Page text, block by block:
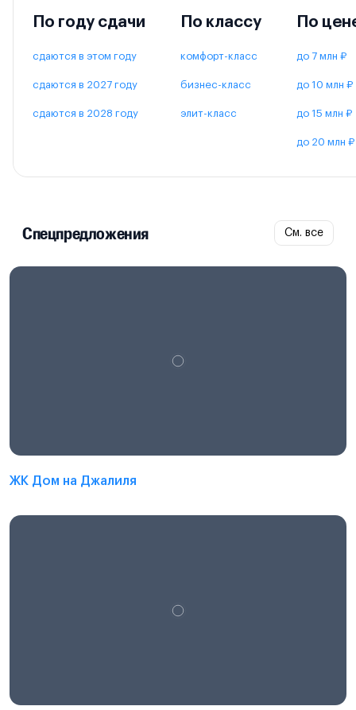
По году сдачи
сдаются в этом году
сдаются в 2027 году
сдаются в 2028 году
По классу
комфорт-класс
бизнес-класс
элит-класс
По
до 7 млн ₽
до 10 млн ₽
до 15 млн ₽
до 20 млн ₽
Спецпредложения См. все
ЖК Дом на Джалиля